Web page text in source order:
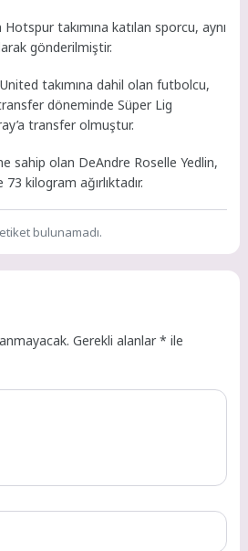
takımına katılan sporcu, aynı
gönderilmiştir.
takımına dahil olan futbolcu,
döneminde Süper Lig
transfer olmuştur.
sahip olan DeAndre Roselle Yedlin,
kilogram ağırlıktadır.
bulunamadı.
Gerekli alanlar* ile